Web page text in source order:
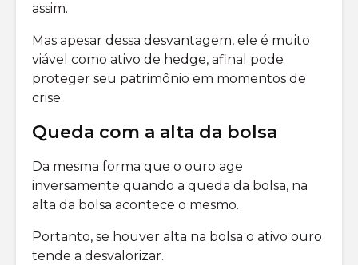
assim.
Mas apesar dessa desvantagem, ele é muito
viável como ativo de hedge, afinal pode
proteger seu patrimônio em momentos de
crise.
Queda com a alta da bolsa
Da mesma forma que o ouro age
inversamente quando a queda da bolsa, na
alta da bolsa acontece o mesmo.
Portanto, se houver alta na bolsa o ativo ouro
tende a desvalorizar.